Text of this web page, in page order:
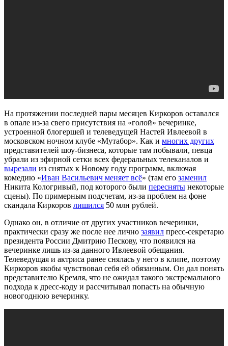
На протяжении последней пары месяцев Киркоров оставался
в опале из-за свего присутствия на «голой» вечеринке,
устроенной блогершей и телеведущей Настей Ивлеевой в
московском ночном клубе «Мутабор». Как и многих других
представителей шоу-бизнеса, которые там побывали, певца
убрали из эфирной сетки всех федеральных телеканалов и
вырезали из снятых к Новому году программ, включая
комедию «Иван Васильевич меняет всё» (там его заменил
Никита Кологривый, под которого были пересняты некоторые
сцены). По примерным подсчетам, из-за проблем на фоне
скандала Киркоров лишился 50 млн рублей.
Однако он, в отличие от других участников вечеринки,
практически сразу же после нее лично заявил пресс-секретарю
президента России Дмитрию Пескову, что появился на
вечеринке лишь из-за данного Ивлеевой обещания.
Телеведущая и актриса ранее снялась у него в клипе, поэтому
Киркоров якобы чувствовал себя ей обязанным. Он дал понять
представителю Кремля, что не ожидал такого экстремального
подхода к дресс-коду и рассчитывал попасть на обычную
новогоднюю вечеринку.